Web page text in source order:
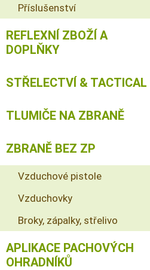
Příslušenství
REFLEXNÍ ZBOŽÍ A
DOPLŇKY
STŘELECTVÍ & TACTICAL
TLUMIČE NA ZBRANĚ
ZBRANĚ BEZ ZP
Vzduchové pistole
Vzduchovky
Broky, zápalky, střelivo
APLIKACE PACHOVÝCH
OHRADNÍKŮ